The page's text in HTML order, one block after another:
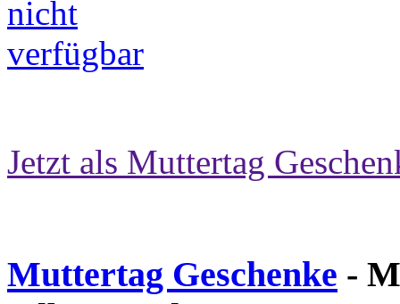
Jetzt als Muttertag
Muttertag Geschenke -